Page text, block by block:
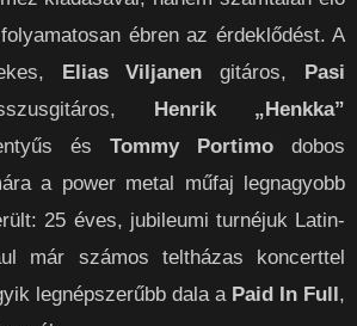
ébren az érdeklődést. A
Elias Viljanen gitáros, Pasi
Henrik „Henkka”
és Tommy Portimo dobos
a power metal műfaj legnagyobb
25 éves, jubileumi turnéjuk Latin-
már számos teltházas koncerttel
legnépszerűbb dala a Paid In Full,